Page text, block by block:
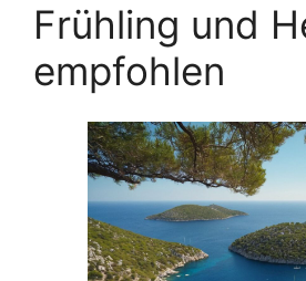
Frühling und
empfohlen